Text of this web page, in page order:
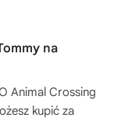
na
Animal Crossing
kupić za